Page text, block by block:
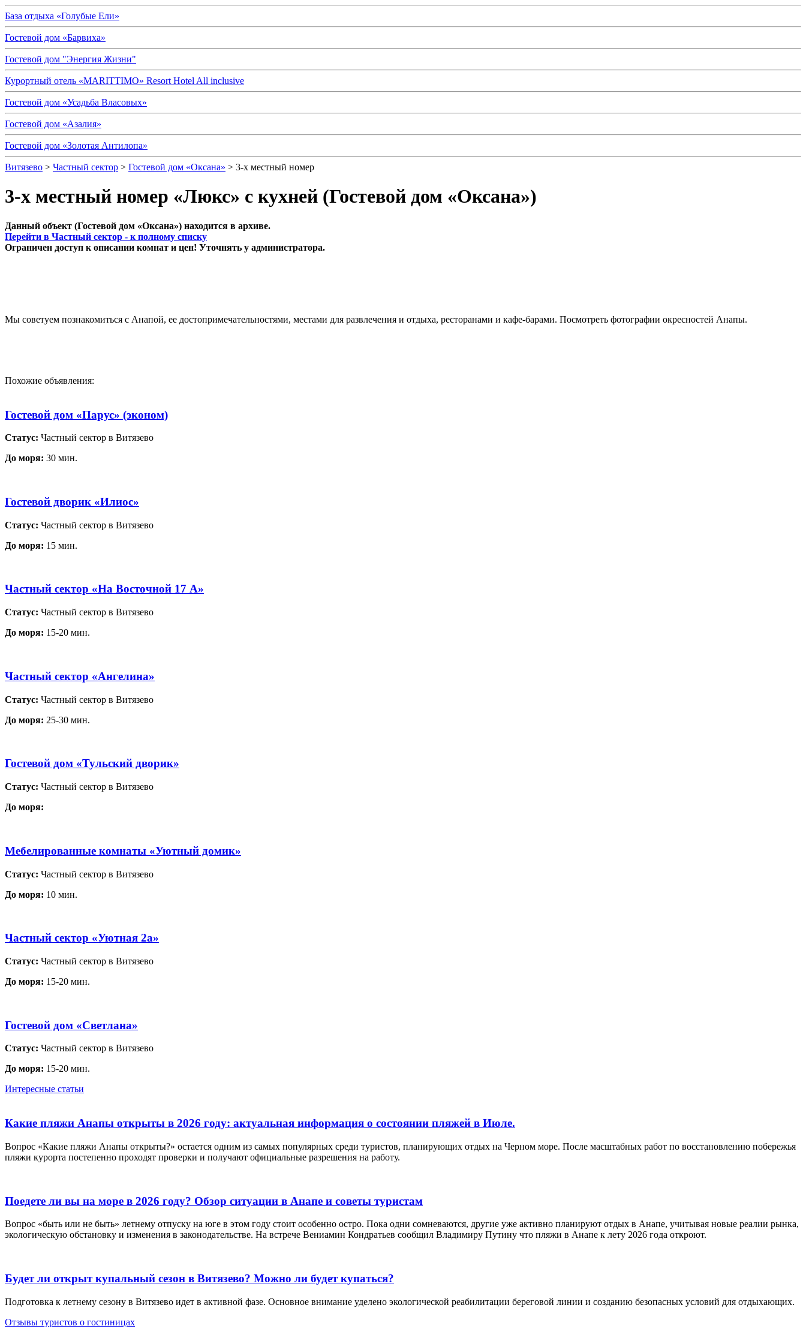
База отдыха «Голубые Ели»
Гостевой дом «Барвиха»
Гостевой дом "Энергия Жизни"
Курортный отель «MARITTIMO» Resort Hotel All inclusive
Гостевой дом «Усадьба Власовых»
Гостевой дом «Азалия»
Гостевой дом «Золотая Антилопа»
Витязево > Частный сектор > Гостевой дом «Оксана» > 3-х местный номер
3-х местный номер «Люкс» с кухней (Гостевой дом «Оксана»)
Данный объект (Гостевой дом «Оксана») находится в архиве.
Перейти в Частный сектор - к полному списку
Ограничен доступ к описании комнат и цен! Уточнять у администратора.
Мы советуем познакомиться с Анапой, ее достопримечательностями, местами для развлечения и отдыха, ресторанами и кафе-барами. Посмотреть фотографии окресностей Анапы.
Похожие объявления:
Гостевой дом «Парус» (эконом)
Статус: Частный сектор в Витязево
До моря: 30 мин.
Гостевой дворик «Илиос»
Статус: Частный сектор в Витязево
До моря: 15 мин.
Частный сектор «На Восточной 17 А»
Статус: Частный сектор в Витязево
До моря: 15-20 мин.
Частный сектор «Ангелина»
Статус: Частный сектор в Витязево
До моря: 25-30 мин.
Гостевой дом «Тульский дворик»
Статус: Частный сектор в Витязево
До моря:
Мебелированные комнаты «Уютный домик»
Статус: Частный сектор в Витязево
До моря: 10 мин.
Частный сектор «Уютная 2а»
Статус: Частный сектор в Витязево
До моря: 15-20 мин.
Гостевой дом «Светлана»
Статус: Частный сектор в Витязево
До моря: 15-20 мин.
Интересные статьи
Какие пляжи Анапы открыты в 2026 году: актуальная информация о состоянии пляжей в Июле.
Вопрос «Какие пляжи Анапы открыты?» остается одним из самых популярных среди туристов, планирующих отдых на Черном море. После масштабных работ по восстановлению побережья
пляжи курорта постепенно проходят проверки и получают официальные разрешения на работу.
Поедете ли вы на море в 2026 году? Обзор ситуации в Анапе и советы туристам
Вопрос «быть или не быть» летнему отпуску на юге в этом году стоит особенно остро. Пока одни сомневаются, другие уже активно планируют отдых в Анапе, учитывая новые реалии рынка,
экологическую обстановку и изменения в законодательстве. На встрече Вениамин Кондратьев сообщил Владимиру Путину что пляжи в Анапе к лету 2026 года откроют.
Будет ли открыт купальный сезон в Витязево? Можно ли будет купаться?
Подготовка к летнему сезону в Витязево идет в активной фазе. Основное внимание уделено экологической реабилитации береговой линии и созданию безопасных условий для отдыхающих.
Отзывы туристов о гостиницах